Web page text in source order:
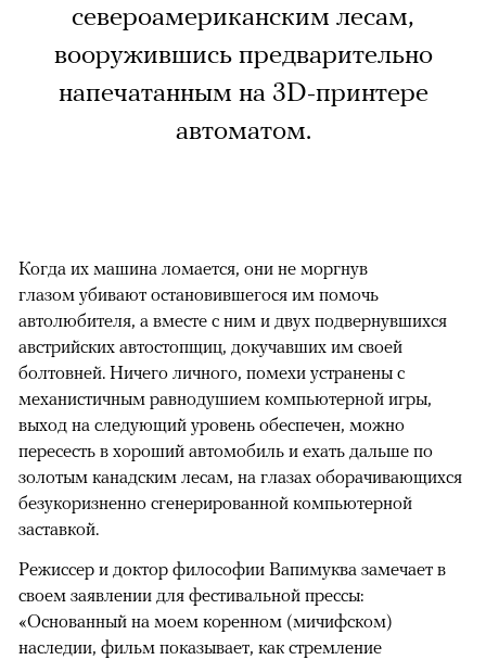
североамериканским лесам,
вооружившись предварительно
напечатанным на 3D-принтере
автоматом.
Когда их машина ломается, они не моргнув
глазом убивают остановившегося им помочь
автолюбителя, а вместе с ним и двух подвернувшихся
австрийских автостопщиц, докучавших им своей
болтовней. Ничего личного, помехи устранены с
механистичным равнодушием компьютерной игры,
выход на следующий уровень обеспечен, можно
пересесть в хороший автомобиль и ехать дальше по
золотым канадским лесам, на глазах оборачивающихся
безукоризненно сгенерированной компьютерной
заставкой.
Режиссер и доктор философии Вапимуква замечает в
своем заявлении для фестивальной прессы:
«Основанный на моем коренном (мичифском)
наследии, фильм показывает, как стремление